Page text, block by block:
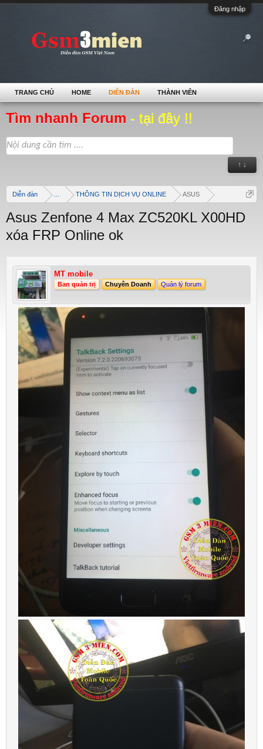
Đăng nhập
Tìm nhanh Forum - tại đây !!
↑ ↓
Diễn đàn THÔNG TIN DỊCH VỤ ONLINE ASUS
Asus Zenfone 4 Max ZC520KL X00HD
xóa FRP Online ok
MT mobile
Ban quản trị Chuyên Doanh Quản lý forum
TRANG CHỦ HOME DIỄN ĐÀN THÀNH VIÊN